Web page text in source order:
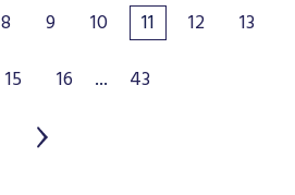
8 9 10 11 12
13
15 16 ... 43